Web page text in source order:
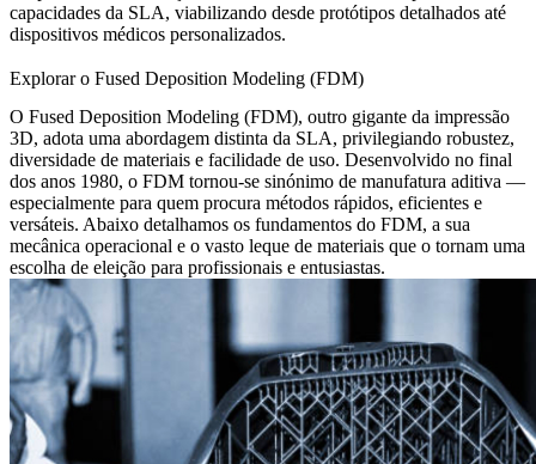
capacidades da SLA, viabilizando desde protótipos detalhados até
dispositivos médicos personalizados.
Explorar o Fused Deposition Modeling (FDM)
O Fused Deposition Modeling (FDM), outro gigante da impressão
3D, adota uma abordagem distinta da SLA, privilegiando robustez,
diversidade de materiais e facilidade de uso. Desenvolvido no final
dos anos 1980, o FDM tornou-se sinónimo de manufatura aditiva —
especialmente para quem procura métodos rápidos, eficientes e
versáteis. Abaixo detalhamos os fundamentos do FDM, a sua
mecânica operacional e o vasto leque de materiais que o tornam uma
escolha de eleição para profissionais e entusiastas.